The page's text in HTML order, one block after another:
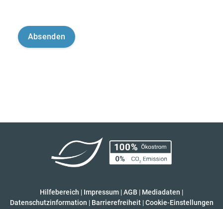
Hilfebereich | Impressum |AGB | Mediadaten |
Datenschutzinformation | Barrierefreiheit | Cookie-Einstellungen